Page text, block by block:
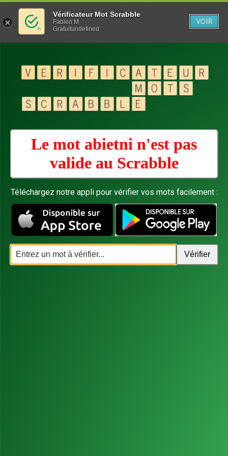
Le mot abietni n'est pas
valide au Scrabble
Téléchargez notre appli pour vérifier vos mots facilement :
Vérificateur Mot Scrabble
Fabien M
Gratuitundefined
VOIR